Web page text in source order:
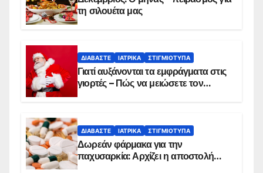
τη σιλουέτα μας
ΔΙΑΒΆΣΤΕ ΙΑΤΡΙΚΆ ΣΤΙΓΜΙΌΤΥΠΑ
Γιατί αυξάνονται τα εμφράγματα στις
γιορτές – Πώς να μειώσετε τον
ΔΙΑΒΆΣΤΕ ΙΑΤΡΙΚΆ ΣΤΙΓΜΙΌΤΥΠΑ
Δωρεάν φάρμακα για την
παχυσαρκία: Αρχίζει η αποστολή